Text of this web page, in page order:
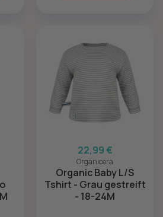
22,99 €
Organicera
Organic Baby L/S
Tshirt - Grau gestreift
- 18-24M